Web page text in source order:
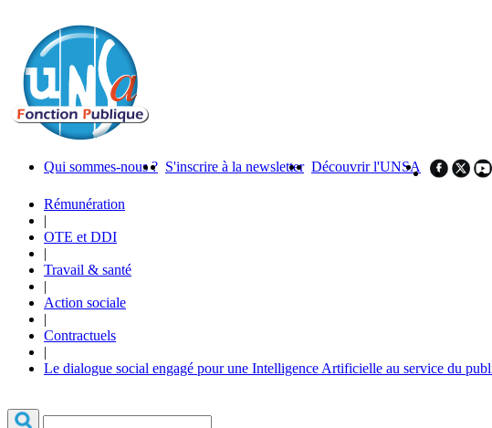
Qui sommes-nous ? S'inscrire à la newsletter Découvrir l'UNSA
Rémunération
|
OTE et DDI
|
Travail & santé
|
Action sociale
|
Contractuels
|
Le dialogue social engagé pour une Intelligence Artificielle au service du